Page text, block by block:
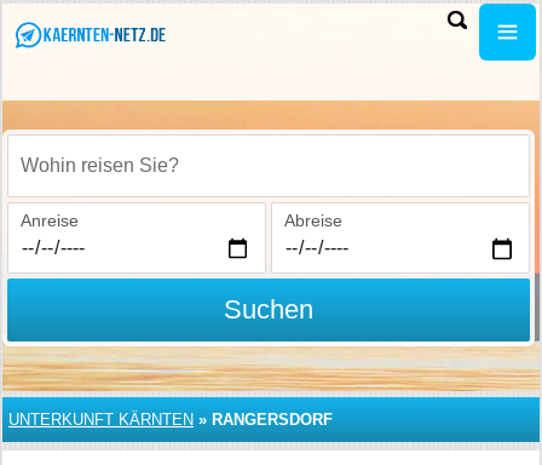
Wohin reisen Sie?
Anreise Abreise
Suchen
UNTERKUNFT KÄRNTEN » RANGERSDORF